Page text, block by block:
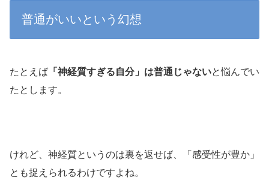
普通がいいという幻想
たとえば 「神経質すぎる自分」は普通じゃないと悩んでい
たとします。
けれど、神経質というのは裏を返せば、「感受性が豊か」
とも捉えられるわけですよね。